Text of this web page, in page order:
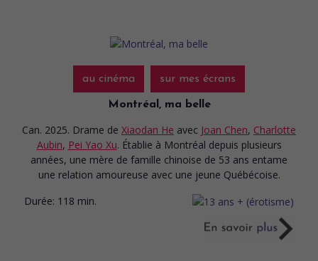
au cinéma sur mes écrans
Montréal, ma belle
Can. 2025. Drame de Xiaodan He avec Joan Chen, Charlotte
Aubin, Pei Yao Xu. Établie à Montréal depuis plusieurs
années, une mère de famille chinoise de 53 ans entame
une relation amoureuse avec une jeune Québécoise.
Durée: 118 min.